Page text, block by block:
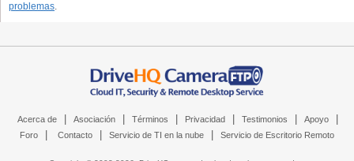
problemas.
Acerca de Asociación Términos Privacidad Testimonios Apoyo
Foro Contacto Servicio de TI en la nube Servicio de Escritorio Remoto